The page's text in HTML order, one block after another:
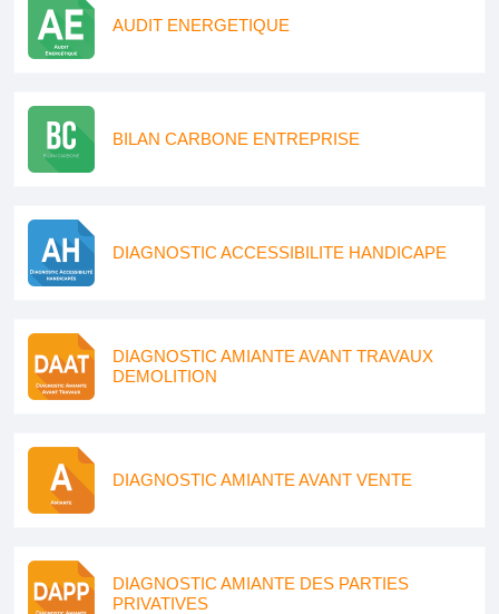
AUDIT ENERGETIQUE
BILAN CARBONE ENTREPRISE
DIAGNOSTIC ACCESSIBILITE HANDICAPE
DIAGNOSTIC AMIANTE AVANT TRAVAUX
DEMOLITION
DIAGNOSTIC AMIANTE AVANT VENTE
DIAGNOSTIC AMIANTE DES PARTIES
PRIVATIVES